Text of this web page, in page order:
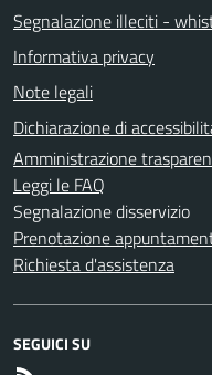
Segnalazione illeciti -
Informativa privacy
Note legali
Dichiarazione di
Amministrazione
Leggi le FAQ
Segnalazione disservizio
Prenotazione
Richiesta d'assistenza
SEGUICI SU